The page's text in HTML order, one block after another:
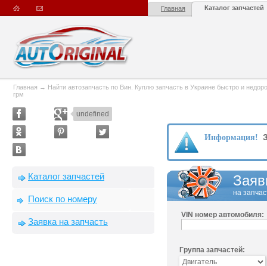
Главная Каталог запчастей
Главная → Найти автозапчасть по Вин. Куплю запчасть в Украине быстро и
грм
undefined
Каталог запчастей
Поиск по номеру
Заявка на запчасть
Информация!
на
VIN номер автомобиля:
Группа запчастей: